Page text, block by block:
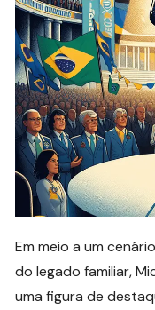
Em meio a um
do legado familiar,
uma figura de